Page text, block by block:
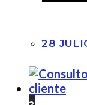
28